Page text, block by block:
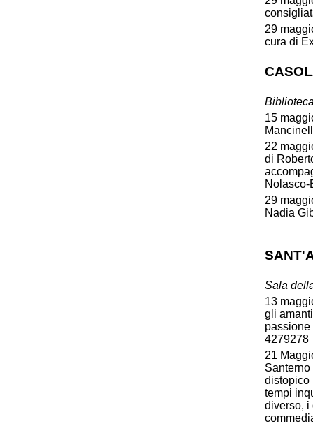
29
cura di
15
22
di
Nolasco-
29
Nadia
Sala
13
gli
passione
4279278
21
distopico
tempi
diverso, i